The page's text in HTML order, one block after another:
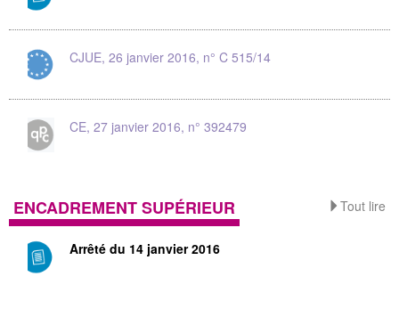
CJUE, 26 janvier 2016, n° C 515/14
CE, 27 janvier 2016, n° 392479
Tout lire
ENCADREMENT SUPÉRIEUR
Arrêté du 14 janvier 2016